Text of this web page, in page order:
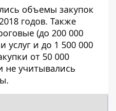
объемы закупок
годов. Также
(до 200 000
услуг и до 1 500 000
от 50 000
не учитывались